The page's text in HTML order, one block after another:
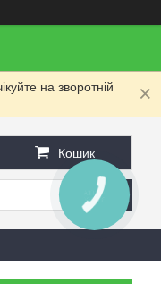
на зворотній
Кошик
КНОПКА
ЗВ'ЯЗКУ